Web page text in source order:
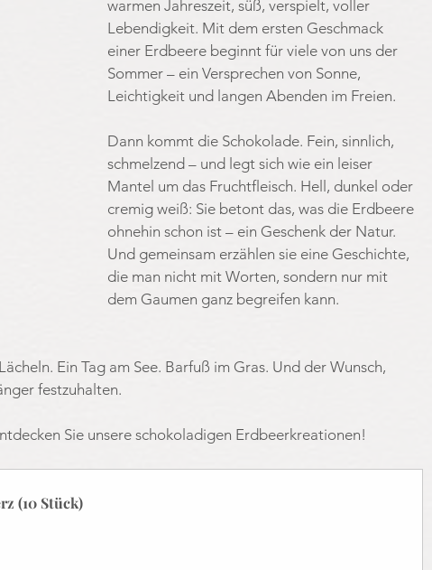
warmen Jahreszeit, süß, verspielt, voller
Lebendigkeit. Mit dem ersten Geschmack
einer Erdbeere beginnt für viele von uns der
Sommer – ein Versprechen von Sonne,
Leichtigkeit und langen Abenden im Freien.
Dann kommt die Schokolade. Fein, sinnlich,
schmelzend – und legt sich wie ein leiser
Mantel um das Fruchtfleisch. Hell, dunkel oder
cremig weiß: Sie betont das, was die Erdbeere
ohnehin schon ist – ein Geschenk der Natur.
Und gemeinsam erzählen sie eine Geschichte,
die man nicht mit Worten, sondern nur mit
dem Gaumen ganz begreifen kann.
Ein Tag am See. Barfuß im Gras. Und der Wunsch,
festzuhalten.
Sie unsere schokoladigen Erdbeerkreationen!
(10 Stück)